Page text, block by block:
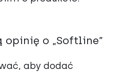
opinię o „Softline”
, aby dodać